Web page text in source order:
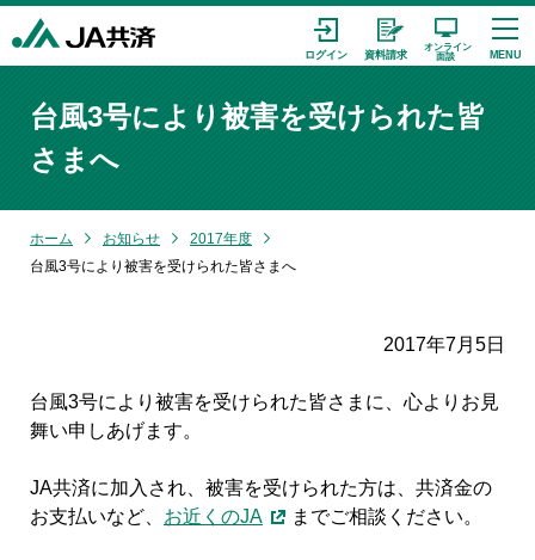
台風3号により被害を受けられた皆
さまへ
ホーム お知らせ
2017年度
台風3号により被害を受けられた皆さまへ
2017年7月5日
台風3号により被害を受けられた皆さまに、心よりお見
舞い申しあげます。
JA共済に加入され、被害を受けられた方は、共済金の
お支払いなど、 お近くのJA までご相談ください。